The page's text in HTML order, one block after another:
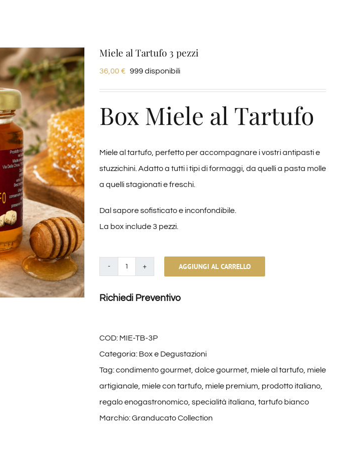
Miele al Tartufo 3 pezzi
36,00 € 999 disponibili
Box Miele al Tartufo
Miele al tartufo, perfetto per accompagnare i vostri antipasti e
stuzzichini. Adatto a tutti i tipi di formaggi, da quelli a pasta molle
a quelli stagionati e freschi.
Dal sapore sofisticato e inconfondibile.
La box include 3 pezzi.
Miele
pezzi
quantità
AGGIUNGI AL CARRELLO
Richiedi Preventivo
COD: MIE-TB-3P
Categoria: Box e Degustazioni
Tag:condimento gourmet dolce gourmet miele al tartufo miele
artigianale miele con tartufo miele premium prodotto italiano
regalo enogastronomico specialità italiana tartufo bianco
Marchio:Granducato Collection